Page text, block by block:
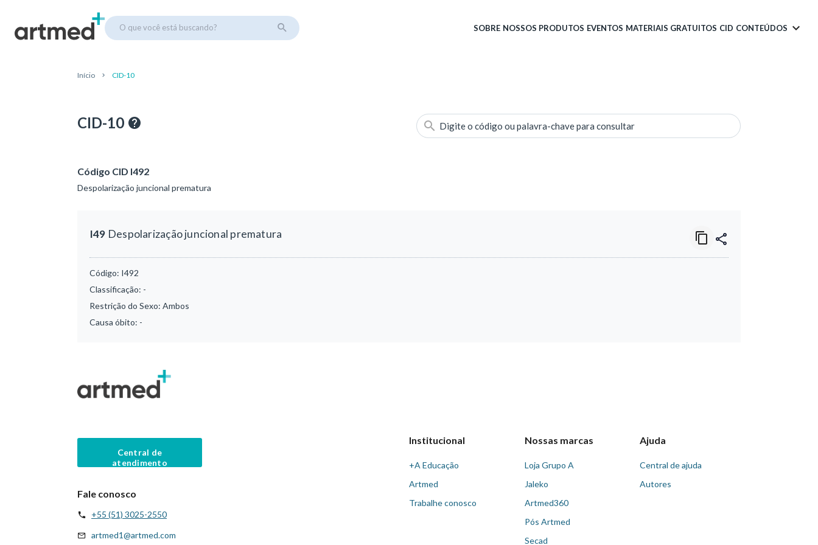
O que você está buscando? SOBRE NOSSOS PRODUTOS EVENTOS MATERIAIS GRATUITOS CID CONTEÚDOS
Início CID-10
CID-10 Digite o código ou palavra-chave para consultar
Código CID I492
Despolarização juncional prematura
I49 Despolarização juncional prematura
Código: I492
Classificação: -
Restrição do Sexo: Ambos
Causa óbito: -
Central de
atendimento
Fale conosco
+55 (51) 3025-2550
artmed1@artmed.com
Institucional
+A Educação
Artmed
Trabalhe conosco
Nossas marcas
Loja Grupo A
Jaleko
Artmed360
Pós Artmed
Secad
Ajuda
Central de ajuda
Autores